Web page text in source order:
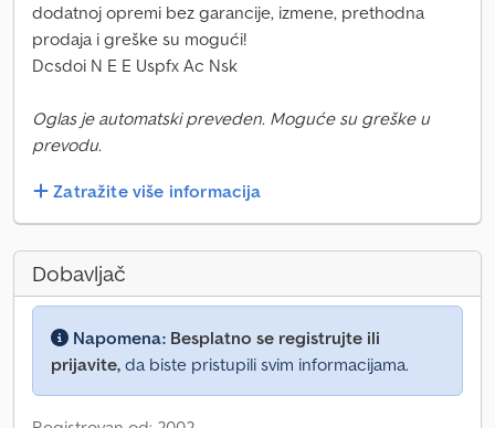
dodatnoj opremi bez garancije, izmene, prethodna
prodaja i greške su mogući!
Dcsdoi N E E Uspfx Ac Nsk
Oglas je automatski preveden. Moguće su greške u
prevodu.
Zatražite više informacija
Dobavljač
Napomena: Besplatno se registrujte ili
prijavite, da biste pristupili svim informacijama.